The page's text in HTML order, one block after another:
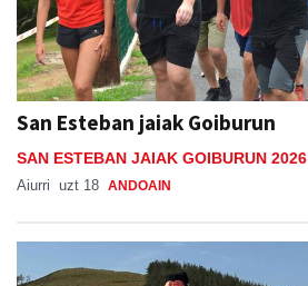
San Esteban jaiak Goiburun
SAN ESTEBAN JAIAK GOIBURUN 2026
Aiurri uzt 18 ANDOAIN